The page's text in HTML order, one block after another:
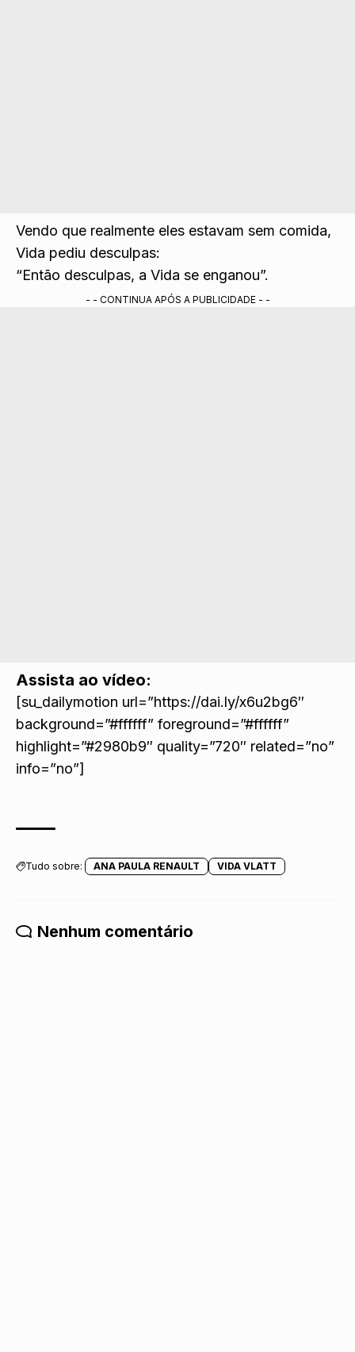
Vendo que realmente eles estavam sem comida,
Vida pediu desculpas:
“Então desculpas, a Vida se enganou”.
- - CONTINUA APÓS A PUBLICIDADE - -
Assista ao vídeo:
[su_dailymotion url=”https://dai.ly/x6u2bg6″
background=”#ffffff” foreground=”#ffffff”
highlight=”#2980b9″ quality=”720″ related=”no”
info=”no”]
Tudo sobre: ANA PAULA RENAULT VIDA VLATT
Nenhum comentário